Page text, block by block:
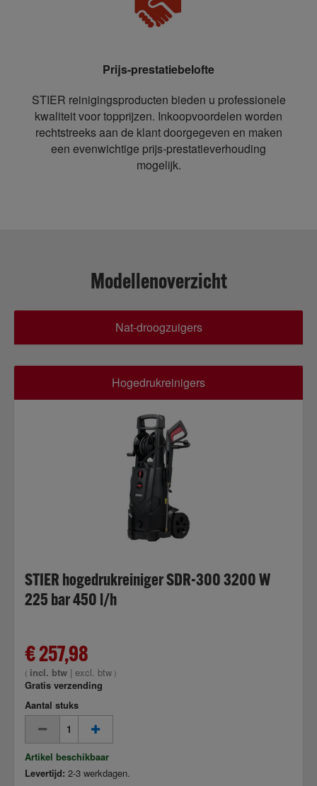
Prijs-prestatiebelofte
STIER reinigingsproducten bieden u professionele
kwaliteit voor topprijzen. Inkoopvoordelen worden
rechtstreeks aan de klant doorgegeven en maken
een evenwichtige prijs-prestatieverhouding
mogelijk.
Modellenoverzicht
Nat-droogzuigers
Hogedrukreinigers
STIER hogedrukreiniger SDR-300 3200 W
225 bar 450 l/h
€ 257,98
( incl. btw | excl. btw)
Gratis verzending
Aantal stuks
Artikel beschikbaar
Levertijd: 2-3 werkdagen.